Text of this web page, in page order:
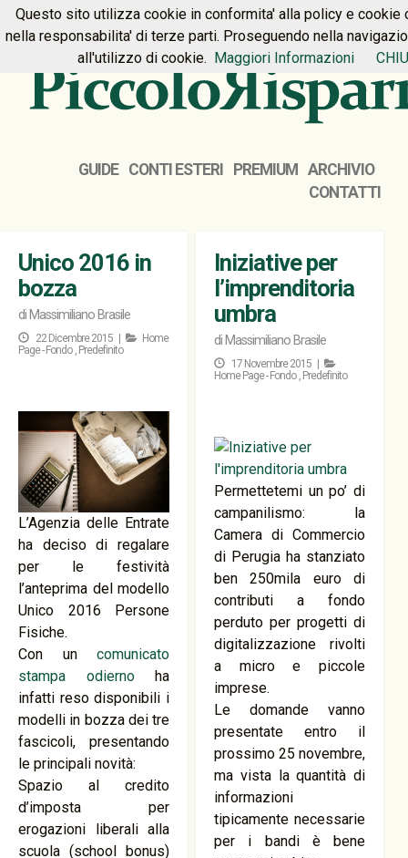
HOME PREMIUM CONTATTI
GUIDE CONTI ESTERI PREMIUM
ARCHIVIO
CONTATTI
Unico 2016 in
bozza
di Massimiliano Brasile
22 Dicembre 2015 |
Home
Page - Fondo , Predefinito
L’Agenzia delle Entrate
ha deciso di regalare
per le festività
l’anteprima del modello
Unico 2016 Persone
Fisiche.
Con uncomunicato
stampa odiernoha
infatti reso disponibili i
modelli in bozza dei tre
fascicoli, presentando
le principali novità:
Spazio al credito
d’imposta per
erogazioni liberali alla
scuola (school bonus)
Iniziative per
l’imprenditoria
umbra
di Massimiliano Brasile
17 Novembre 2015 |
Home Page - Fondo , Predefinito
Permettetemi un po’ di
campanilismo: la
Camera di Commercio
di Perugia ha stanziato
ben 250mila euro di
contributi a fondo
perduto per progetti di
digitalizzazione rivolti
a micro e piccole
imprese.
Le domande vanno
presentate entro il
prossimo 25 novembre,
ma vista la quantità di
informazioni
tipicamente necessarie
per i bandi è bene
Questo sito utilizza cookie in conformita' alla policy e cookie
nella responsabilita' di terze parti. Proseguendo nella
all'utilizzo di cookie. Maggiori Informazioni